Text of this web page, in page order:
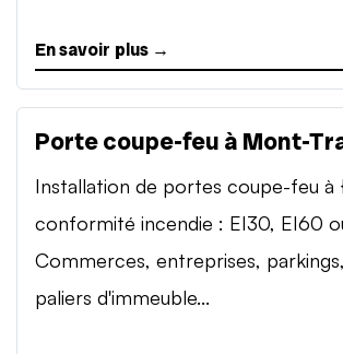
En savoir plus →
Porte coupe-feu à Mont-
Installation de portes coupe-feu à
conformité incendie : EI30, EI60
Commerces, entreprises,
paliers d'immeuble...